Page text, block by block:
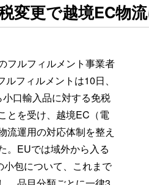
変更で越境EC物
フルフィルメント事業者
フィルメントは10日、
口輸入品に対する免税
とを受け、越境EC（電
流運用の対応体制を整え
。EUでは域外から入る
小包について、これまで